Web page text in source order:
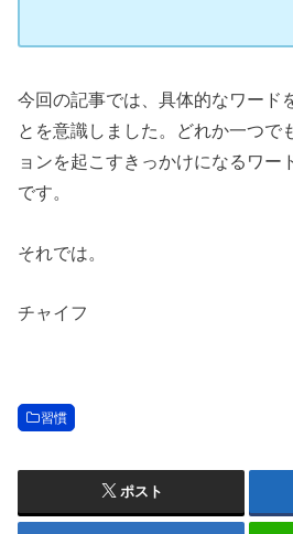
今回の記事では、具体的なワード
とを意識しました。どれか一つで
ョンを起こすきっかけになるワー
です。
それでは。
チャイフ
習慣
ポスト